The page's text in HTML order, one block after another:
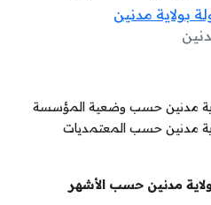
بولاية مدنين
مدنين حسب وضعية المؤسسة
مدنين حسب المعتمديات
مدنين حسب الأشهر